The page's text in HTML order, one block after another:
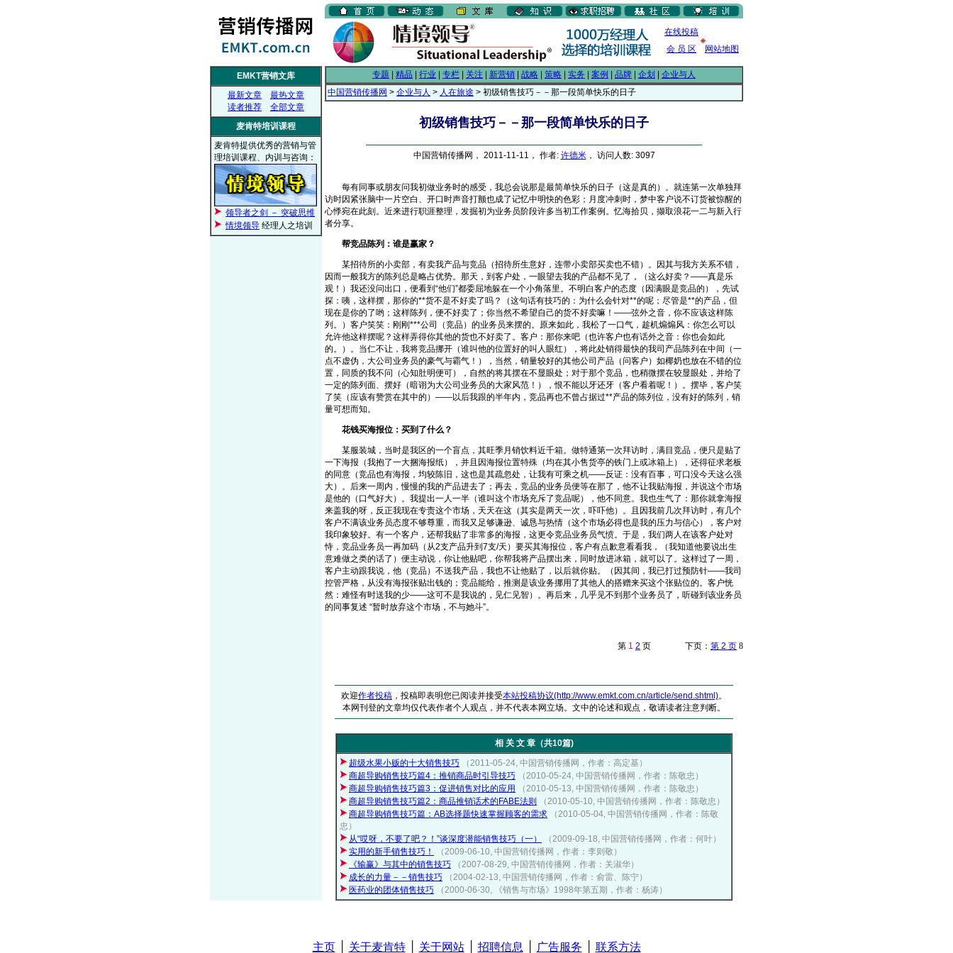
在线投稿
会 员 区
网站地图
EMKT营销文库
最新文章
最热文章
读者推荐
全部文章
麦肯特培训课程
麦肯特提供优秀的营销与管
理培训课程、内训与咨询：
领导者之剑 － 突破思维
情境领导 经理人之培训
专题 精品 行业 专栏 关注 新营销 战略 策略 实务 案例 品牌 企划
企业与人
中国营销传播网 > 企业与人 > 人在旅途 > 初级销售技巧－－那一段简单快乐的日子
初级销售技巧－－那一段简单快乐的日子
中国营销传播网， 2011-11-11， 作者: 许德米， 访问人数: 3097
每有同事或朋友问我初做业务时的感受，我总会说那是最简单快乐的日子（这是真的）。就连第一次单独拜
访时因紧张脑中一片空白、开口时声音打颤也成了记忆中明快的色彩；月度冲刺时，梦中客户说不订货被惊醒的
心悸宛在此刻。近来进行职涯整理，发掘初为业务员阶段许多当初工作案例。忆海拾贝，撷取浪花一二与新入行
者分享。
帮竞品陈列：谁是赢家？
某招待所的小卖部，有卖我产品与竞品（招待所生意好，连带小卖部买卖也不错）。因其与我方关系不错，
因而一般我方的陈列总是略占优势。那天，到客户处，一眼望去我的产品都不见了，（这么好卖？——真是乐
观！）我还没问出口，便看到“他们”都委屈地躲在一个小角落里。不明白客户的态度（因满眼是竞品的），先试
探：咦，这样摆，那你的**货不是不好卖了吗？（这句话有技巧的：为什么会针对**的呢；尽管是**的产品，但
现在是你的了哟；这样陈列，便不好卖了；你当然不希望自己的货不好卖嘛！——弦外之音，你不应该这样陈
列。）客户笑笑：刚刚***公司（竞品）的业务员来摆的。原来如此，我松了一口气，趁机煽煽风：你怎么可以
允许他这样摆呢？这样弄得你其他的货也不好卖了。客户：那你来吧（也许客户也有话外之音：你也会如此
的。）。当仁不让，我将竞品挪开（谁叫他的位置好的叫人眼红），将此处销得最快的我司产品陈列在中间（一
点不虚伪，大公司业务员的豪气与霸气！），当然，销量较好的其他公司产品（问客户）如椰奶也放在不错的位
置，同质的我不问（心知肚明便可），自然的将其摆在不显眼处；对于那个竞品，也稍微摆在较显眼处，并给了
一定的陈列面、摆好（暗诩为大公司业务员的大家风范！），恨不能以牙还牙（客户看着呢！）。摆毕，客户笑
了笑（应该有赞赏在其中的）——以后我跟的半年内，竞品再也不曾占据过**产品的陈列位，没有好的陈列，销
量可想而知。
花钱买海报位：买到了什么？
某服装城，当时是我区的一个盲点，其旺季月销饮料近千箱。做特通第一次拜访时，满目竞品，便只是贴了
一下海报（我抱了一大捆海报纸），并且因海报位置特殊（均在其小售货亭的铁门上或冰箱上），还得征求老板
的同意（竞品也有海报，均较陈旧，这也是其疏忽处，让我有可乘之机——反证：没有百事，可口没今天这么强
大）。后来一周内，慢慢的我的产品进去了；再去，竞品的业务员便等在那了，他不让我贴海报，并说这个市场
是他的（口气好大）。我提出一人一半（谁叫这个市场充斥了竞品呢），他不同意。我也生气了：那你就拿海报
来盖我的呀，反正我现在专责这个市场，天天在这（其实是两天一次，吓吓他）。且因我前几次拜访时，有几个
客户不满该业务员态度不够尊重，而我又足够谦逊、诚恳与热情（这个市场必得也是我的压力与信心），客户对
我印象较好。有一个客户，还帮我贴了非常多的海报，这更令竞品业务员气愤。于是，我们两人在该客户处对
恃，竞品业务员一再加码（从2支产品升到7支/天）要买其海报位，客户有点歉意看看我，（我知道他要说出生
意难做之类的话了）便主动说，你让他贴吧，你帮我将产品摆出来，同时放进冰箱，就可以了。这样过了一周，
客户主动跟我说，他（竞品）不送我产品，我也不让他贴了，以后就你贴。（因其间，我已打过预防针——我司
控管严格，从没有海报张贴出钱的；竞品能给，推测是该业务挪用了其他人的搭赠来买这个张贴位的。客户恍
然：难怪有时送我的少——这可不是我说的，见仁见智）。再后来，几乎见不到那个业务员了，听碰到该业务员
的同事复述 “暂时放弃这个市场，不与她斗”。
第 1 2 页 下页： 第 2 页 8
欢迎作者投稿 ，投稿即表明您已阅读并接受本站投稿协议(http://www.emkt.com.cn/article/send.shtml)。
本网刊登的文章均仅代表作者个人观点，并不代表本网立场。文中的论述和观点，敬请读者注意判断。
相 关 文 章（共10篇)
超级水果小贩的十大销售技巧
（2011-05-24, 中国营销传播网，作者：高定基）
商超导购销售技巧篇4：推销商品时引导技巧
（2010-05-24, 中国营销传播网，作者：陈敬忠）
商超导购销售技巧篇3：促进销售对比的应用
（2010-05-13, 中国营销传播网，作者：陈敬忠）
商超导购销售技巧篇2：商品推销话术的FABE法则
（2010-05-10, 中国营销传播网，作者：陈敬忠）
商超导购销售技巧篇：AB选择题快速掌握顾客的需求
（2010-05-04, 中国营销传播网，作者：陈敬
忠）
从“哎呀，不要了吧？！”谈深度潜能销售技巧（一）
（2009-09-18, 中国营销传播网，作者：何叶）
实用的新手销售技巧！
（2009-06-10, 中国营销传播网，作者：李则敬）
《输赢》与其中的销售技巧
（2007-08-29, 中国营销传播网，作者：关淑华）
成长的力量－－销售技巧
（2004-02-13, 中国营销传播网，作者：俞雷、陈宁）
医药业的团体销售技巧
（2000-06-30, 《销售与市场》1998年第五期，作者：杨涛）
主页│ 关于麦肯特│ 关于网站│ 招聘信息 广告服务 联系方法